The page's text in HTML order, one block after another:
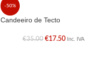
-50%
Candeeiro de Tecto
€35.00 €17.50 Inc. IVA